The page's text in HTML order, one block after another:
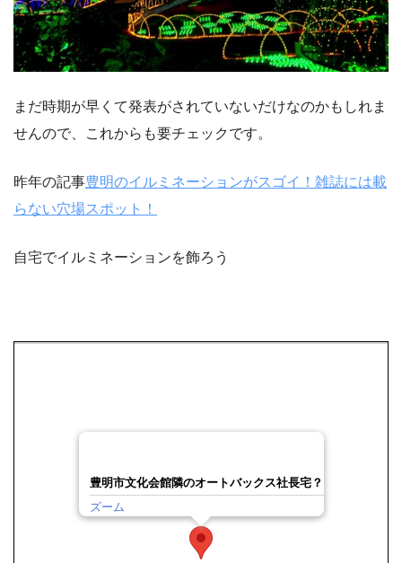
まだ時期が早くて発表がされていないだけなのかもしれま
せんので、これからも要チェックです。
昨年の記事豊明のイルミネーションがスゴイ！雑誌には載
らない穴場スポット！
自宅でイルミネーションを飾ろう
豊明市文化会館隣のオートバックス社長宅？
ズーム